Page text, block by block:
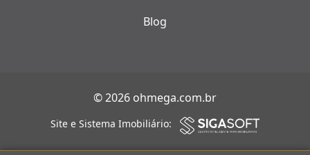
Blog
© 2026 ohmega.com.br
Site e Sistema Imobiliário: